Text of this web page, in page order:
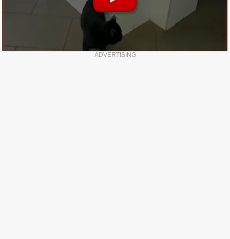
ADVERTISING